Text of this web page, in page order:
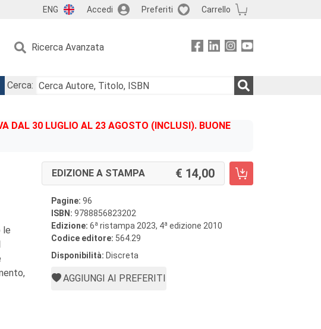
ENG Accedi Preferiti Carrello
Ricerca Avanzata
Cerca:
DAL 30 LUGLIO AL 23 AGOSTO (INCLUSI). BUONE
le
EDIZIONE A STAMPA 14,00
Pagine: 96
ISBN: 9788856823202
Edizione: 6a ristampa 2023, 4a edizione 2010
Codice editore: 564.29
Disponibilità: Discreta
AGGIUNGI AI PREFERITI